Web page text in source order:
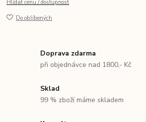
Hlídat cenu / dostupnost
Do oblíbených
Doprava zdarma
při objednávce nad 1800,- Kč
Sklad
99 % zboží máme skladem